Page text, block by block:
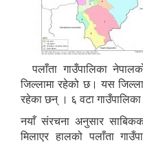
पलाँता गाउँपालिका
जिल्लामा रहेको छ। यस
रहेका छन् । ६ वटा गाउँपालिका
नयाँ संरचना अनुसार
मिलाएर हालको पलाँता